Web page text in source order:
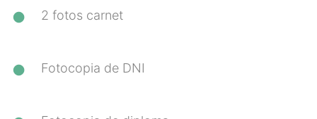
2 fotos carnet
Fotocopia de DNI